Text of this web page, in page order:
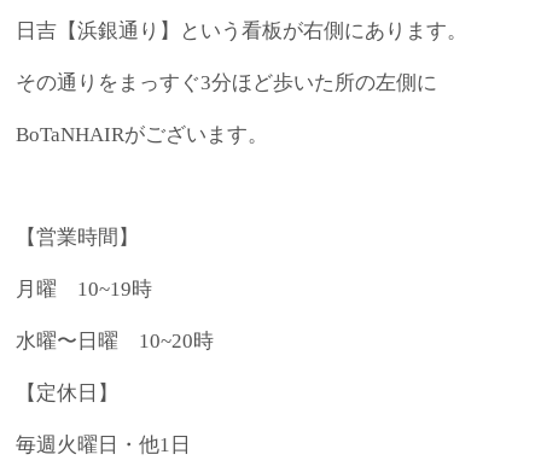
日吉【浜銀通り】という看板が右側にあります。
その通りをまっすぐ3分ほど歩いた所の左側に
BoTaNHAIRがございます。
【営業時間】
月曜 10~19時
水曜〜日曜 10~20時
【定休日】
毎週火曜日・他1日